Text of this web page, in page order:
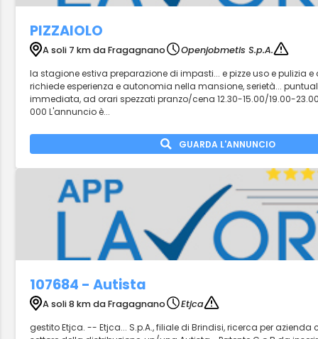
PIZZAIOLO
A soli 7 km da Fragagnano
Openjobmetis S.p.A.
la stagione estiva preparazione di impasti... e pizze uso e pulizia e
richiede esperienza e autonomia nella mansione, serietà...
immediata, ad orari spezzati pranzo/cena 12.30-15.00/19.00-
000 L'annuncio è...
GUARDA L'ANNUNCIO
107684 - Autista
A soli 8 km da Fragagnano
Etjca
gestito Etjca. -- Etjca... S.p.A., filiale di Brindisi, ricerca per azienda